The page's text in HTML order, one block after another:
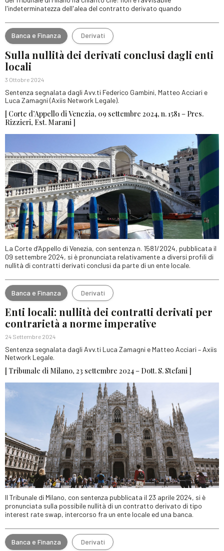
l'indeterminatezza dell'alea del contratto derivato quando
Banca e Finanza Derivati
Sulla nullità dei derivati conclusi dagli enti
locali
3 Ottobre 2024
Sentenza segnalata dagli Avv.ti Federico Gambini, Matteo Acciari e
Luca Zamagni (Axiis Network Legale).
[ Corte d’Appello di Venezia, 09 settembre 2024, n. 1581 – Pres.
Rizzieri, Est. Marani ]
La Corte d’Appello di Venezia, con sentenza n. 1581/2024, pubblicata il
09 settembre 2024, si è pronunciata relativamente a diversi profili di
nullità di contratti derivati conclusi da parte di un ente locale.
Banca e Finanza Derivati
Enti locali: nullità dei contratti derivati per
contrarietà a norme imperative
24 Settembre 2024
Sentenza segnalata dagli Avv.ti Luca Zamagni e Matteo Acciari – Axiis
Network Legale.
[ Tribunale di Milano, 23 settembre 2024 – Dott. S. Stefani ]
Il Tribunale di Milano, con sentenza pubblicata il 23 aprile 2024, si è
pronunciata sulla possibile nullità di un contratto derivato di tipo
interest rate swap, intercorso fra un ente locale ed una banca.
Banca e Finanza Derivati